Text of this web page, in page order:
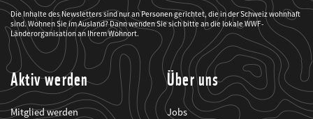
der
WWF
mich
über
seine
Projekte
informiert.
Die Inhalte des Newsletters sind nur an Personen gerichtet, die in der Schweiz wohnhaft
sind. Wohnen Sie im Ausland? Dann wenden Sie sich bitte an die lokale WWF-
Länderorganisation an Ihrem Wohnort.
Aktiv werden
Mitglied werden
Über uns
Jobs